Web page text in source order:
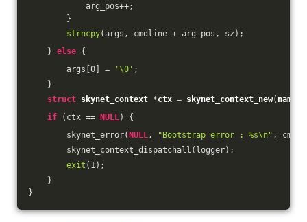
arg_pos++;
}
strncpy(args, cmdline + arg_pos, sz);
} else {
args[ 0 ] = '\0' ;
}
struct skynet_context *ctx = skynet_context_new( name
if (ctx == NULL) {
skynet_error( NULL, "Bootstrap error : %s\n" ,
skynet_context_dispatchall(logger);
exit ( 1);
}
}